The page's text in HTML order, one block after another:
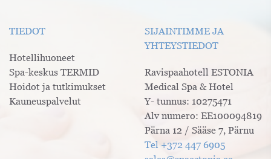
TIEDOT
Hotellihuoneet
Spa-keskus TERMID
Hoidot ja tutkimukset
Kauneuspalvelut
SIJAINTIMME JA
YHTEYSTIEDOT
Ravispaahotell ESTONIA
Medical Spa & Hotel
Y- tunnus: 10275471
Alv numero: EE100094819
Pärna 12 / Sääse 7, Pärnu
Tel +372 447 6905